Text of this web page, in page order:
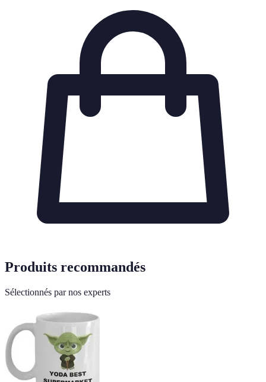
Produits recommandés
Sélectionnés par nos experts